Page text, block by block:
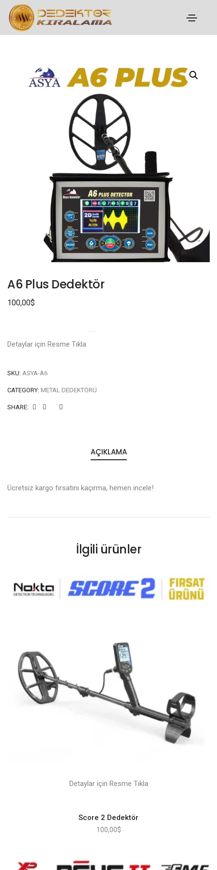
A6 Plus Dedektör
100,00$
Detaylar için Resme Tıkla
SKU: ASYA-A6
CATEGORY: METAL DEDEKTÖRÜ
SHARE:
AÇIKLAMA
Ücretsiz kargo fırsatını kaçırma, hemen incele!
İlgili ürünler
Detaylar için Resme Tıkla
Score 2 Dedektör
100,00$